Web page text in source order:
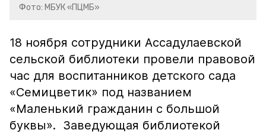
Фото: МБУК «ПЦМБ»
18 ноября сотрудники Ассадулаевской
сельской библиотеки провели правовой
час для воспитанников детского сада
«Семицветик» под названием
«Маленький гражданин с большой
буквы». Заведующая библиотекой